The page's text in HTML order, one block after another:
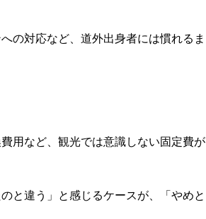
の対応など、道外出身者には慣れるま
用など、観光では意識しない固定費が
と違う」と感じるケースが、「やめと